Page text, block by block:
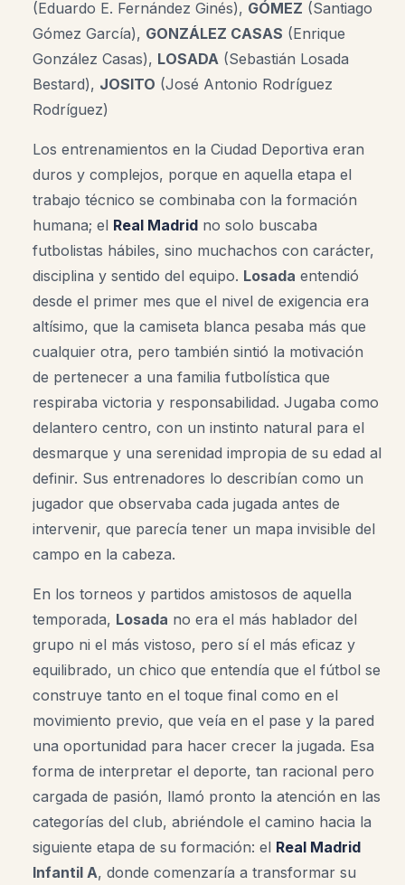
(Eduardo E. Fernández Ginés), GÓMEZ (Santiago
Gómez García), GONZÁLEZ CASAS (Enrique
González Casas), LOSADA (Sebastián Losada
Bestard), JOSITO (José Antonio Rodríguez
Rodríguez)
Los entrenamientos en la Ciudad Deportiva eran
duros y complejos, porque en aquella etapa el
trabajo técnico se combinaba con la formación
humana; el Real Madrid no solo buscaba
futbolistas hábiles, sino muchachos con carácter,
disciplina y sentido del equipo. Losada entendió
desde el primer mes que el nivel de exigencia era
altísimo, que la camiseta blanca pesaba más que
cualquier otra, pero también sintió la motivación
de pertenecer a una familia futbolística que
respiraba victoria y responsabilidad. Jugaba como
delantero centro, con un instinto natural para el
desmarque y una serenidad impropia de su edad al
definir. Sus entrenadores lo describían como un
jugador que observaba cada jugada antes de
intervenir, que parecía tener un mapa invisible del
campo en la cabeza.
En los torneos y partidos amistosos de aquella
temporada, Losada no era el más hablador del
grupo ni el más vistoso, pero sí el más eficaz y
equilibrado, un chico que entendía que el fútbol se
construye tanto en el toque final como en el
movimiento previo, que veía en el pase y la pared
una oportunidad para hacer crecer la jugada. Esa
forma de interpretar el deporte, tan racional pero
cargada de pasión, llamó pronto la atención en las
categorías del club, abriéndole el camino hacia la
siguiente etapa de su formación: el Real Madrid
Infantil A, donde comenzaría a transformar su